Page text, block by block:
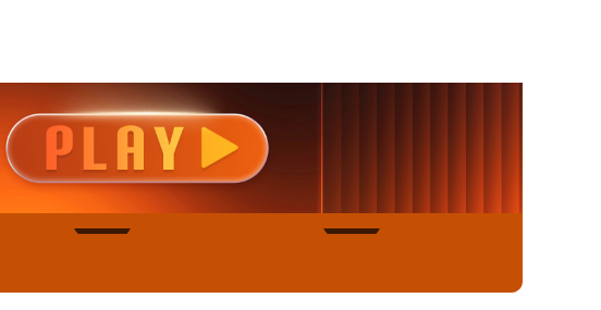
Casio Unisex AQ-
230EL-1ADF
2.117.000₫
1.799.450₫
Mua ngay